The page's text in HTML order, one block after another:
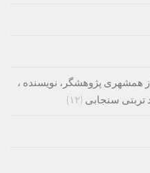
همشهری پژوهشگر، نویسنده ،
تربتی سنجابی (۱۲)